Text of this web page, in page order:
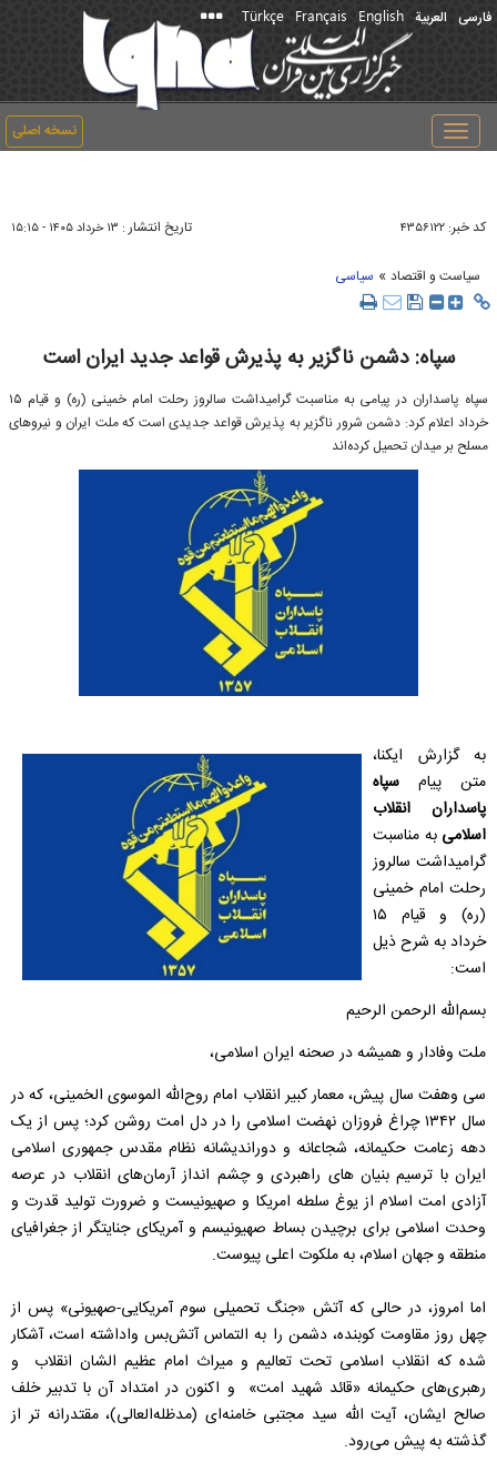
فارسی العربیة English
Français
Türkçe
نسخه اصلی
Toggle
navigation
کد خبر: ۴۳۵۶۱۲۲ تاریخ انتشار : ۱۳ خرداد ۱۴۰۵ - ۱۵:۱۵
سیاست و اقتصاد » سیاسی
سپاه: دشمن ناگزیر به پذیرش قواعد جدید ایران است
سپاه پاسداران در پیامی به مناسبت گرامیداشت سالروز رحلت امام خمینی (ره) و قیام ۱۵
خرداد اعلام کرد: دشمن شرور ناگزیر به پذیرش قواعد جدیدی است که ملت ایران و نیروهای
مسلح بر میدان تحمیل کرده‌اند ‌
به گزارش ایکنا،
متن پیام سپاه
پاسداران انقلاب
اسلامی به مناسبت
گرامیداشت سالروز
رحلت امام خمینی
(ره) و قیام ۱۵
خرداد به شرح ذیل
است:
بسم‌الله الرحمن الرحیم
ملت وفادار و همیشه در صحنه ایران اسلامی،
سی وهفت سال پیش، معمار کبیر انقلاب امام روح‌الله الموسوی الخمینی، که در
سال ۱۳۴۲ چراغ فروزان نهضت اسلامی را در دل امت روشن کرد؛ پس از یک
دهه زعامت حکیمانه، شجاعانه و دوراندیشانه نظام مقدس جمهوری اسلامی
ایران با ترسیم بنیان های راهبردی و چشم انداز آرمان‌های انقلاب در عرصه
آزادی امت اسلام از یوغ سلطه امریکا و صهیونیست و ضرورت تولید قدرت و
وحدت اسلامی برای برچیدن بساط صهیونیسم و آمریکای جنایتگر از جغرافیای
منطقه و جهان اسلام، به ملکوت اعلی پیوست.
اما امروز، در حالی که آتش «جنگ تحمیلی سوم آمریکایی-صهیونی» پس از
چهل روز مقاومت کوبنده، دشمن را به التماس آتش‌بس واداشته است، آشکار
شده که انقلاب اسلامی تحت تعالیم و میراث امام عظیم الشان انقلاب و
رهبری‌های حکیمانه «قائد شهید امت» و اکنون در امتداد آن با تدبیر خلف
صالح ایشان، آیت الله سید مجتبی خامنه‌ای (مدظله‌العالی)، مقتدرانه تر از
گذشته به پیش می‌رود.